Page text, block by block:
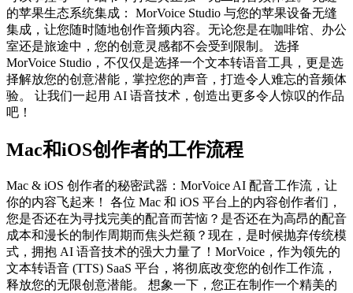
的苹果生态系统集成： MorVoice Studio 与您的苹果设备无缝
集成，让您随时随地创作音频内容。无论您是在咖啡馆、办公
室还是旅途中，您的创意灵感都不会受到限制。 选择
MorVoice Studio，不仅仅是选择一个文本转语音工具，更是选
择解放您的创意潜能，掌控您的声音，打造令人难忘的音频体
验。 让我们一起用 AI 语音技术，创造出更多令人惊叹的作品
吧！
Mac和iOS创作者的工作流程
Mac & iOS 创作者的秘密武器：MorVoice AI 配音工作流，让
你的内容飞起来！ 各位 Mac 和 iOS 平台上的内容创作者们，
您是否还在为寻找完美的配音而苦恼？是否还在为高昂的配音
成本和漫长的制作周期而焦头烂额？现在，是时候抛弃传统模
式，拥抱 AI 语音技术的强大力量了！MorVoice，作为领先的
文本转语音 (TTS) SaaS 平台，将彻底改变您的创作工作流，
释放您的无限创意潜能。 想象一下，您正在制作一个精美的